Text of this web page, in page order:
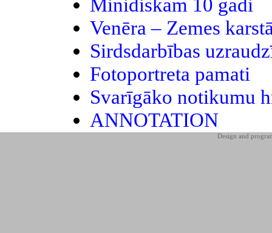
Minidiskam 10 gadi
Venēra – Zemes
Sirdsdarbības
Fotoportreta pamati
Svarīgāko notikumu
ANNOTATION
Design and